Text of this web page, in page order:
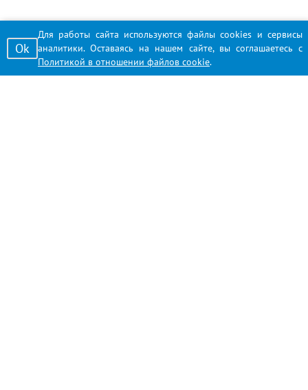
Для работы сайта используются файлы cookies и сервисы
аналитики. Оставаясь на нашем сайте, вы соглашаетесь с
Политикой в отношении файлов cookie.
Ok